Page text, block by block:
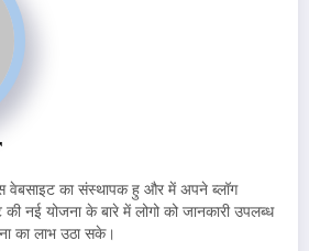
वेबसाइट का संस्थापक हु और में अपने ब्लॉग
की नई योजना के बारे में लोगो को जानकारी उपलब्ध
का लाभ उठा सके।